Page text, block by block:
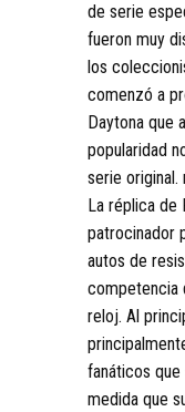
de serie
fueron muy
los
comenzó a
Daytona que
popularidad
serie original.
La réplica de
patrocinador
autos de
competencia
reloj. Al
fanáticos que
medida que